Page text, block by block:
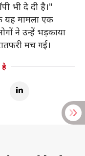
भी दे दी है।"
यह मामला एक
ने उन्‍हें भड़काया
मच गई।
है